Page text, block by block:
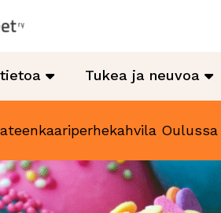
Tukea ja neuvoa
Oulussa